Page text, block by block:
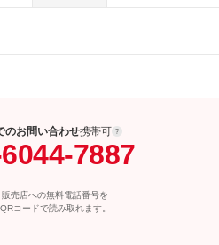
のお問い合わせ携帯可
7887
販売店への無料電話番号を
QRコードで読み取れます。